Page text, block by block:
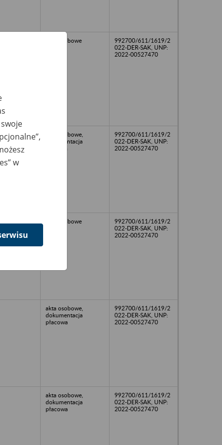
akta osobowe
992700/611/1619/2
022-DER-SAK, UNP:
2022-00527470
akta osobowe,
dokumentacja
992700/611/1619/2
022-DER-SAK, UNP:
2022-00527470
akta osobowe
992700/611/1619/2
022-DER-SAK, UNP:
2022-00527470
akta osobowe,
dokumentacja
płacowa
992700/611/1619/2
022-DER-SAK, UNP:
2022-00527470
akta osobowe,
dokumentacja
płacowa
992700/611/1619/2
022-DER-SAK, UNP:
2022-00527470
w